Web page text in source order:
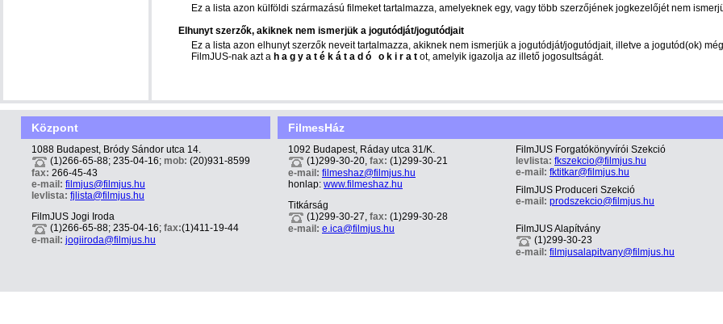
Ez a lista azon külföldi származású filmeket tartalmazza, amelyeknek egy, vagy több szerzőjének jogkezelőjét nem
Elhunyt szerzők, akiknek nem ismerjük a jogutódját/jogutódjait
Ez a lista azon elhunyt szerzők neveit tartalmazza, akiknek nem ismerjük a jogutódját/jogutódjait, illetve a jogutód(ok)
FilmJUS-nak azt a hagyatékátadó okirat ot, amelyik igazolja az illető jogosultságát.
Központ FilmesHáz
1088 Budapest, Bródy Sándor utca 14.
(1)266-65-88; 235-04-16; mob: (20)931-8599
fax: 266-45-43
e-mail: filmjus@filmjus.hu
levlista: fjlista@filmjus.hu
FilmJUS Jogi Iroda
(1)266-65-88; 235-04-16; fax:(1)411-19-44
e-mail: jogiiroda@filmjus.hu
1092 Budapest, Ráday utca 31/K.
(1)299-30-20, fax: (1)299-30-21
e-mail: filmeshaz@filmjus.hu
honlap: www.filmeshaz.hu
Titkárság
(1)299-30-27, fax: (1)299-30-28
e-mail: e.ica@filmjus.hu
FilmJUS Forgatókönyvírói Szekció
levlista: fkszekcio@filmjus.hu
e-mail: fktitkar@filmjus.hu
FilmJUS Produceri Szekció
e-mail: prodszekcio@filmjus.hu
FilmJUS Alapítvány
(1)299-30-23
e-mail: filmjusalapitvany@filmjus.hu